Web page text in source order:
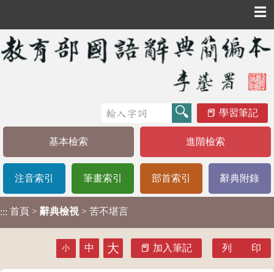
☰
學習筆記
基本檢索 進階檢索
注音索引 筆畫索引 部首索引 辭典附錄
::: 首頁 > 辭典檢視 > 苦不堪言
小 中 大 加入筆記 列 印